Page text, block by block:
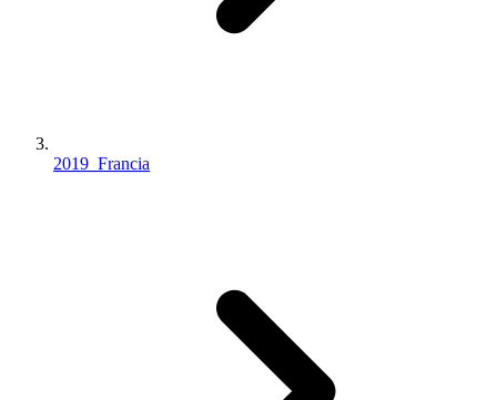
2019_Francia